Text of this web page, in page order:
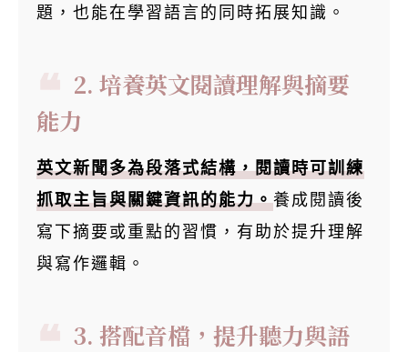
題，也能在學習語言的同時拓展知識。
2. 培養英文閱讀理解與摘要
能力
英文新聞多為段落式結構，閱讀時可訓練
抓取主旨與關鍵資訊的能力。養成閱讀後
寫下摘要或重點的習慣，有助於提升理解
與寫作邏輯。
3. 搭配音檔，提升聽力與語